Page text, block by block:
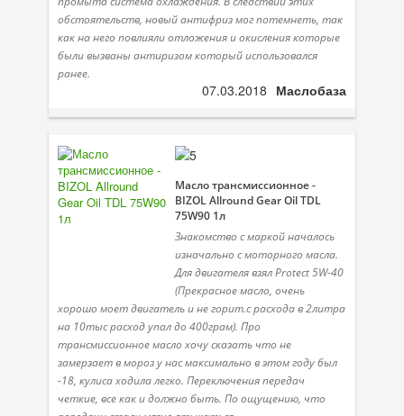
обстоятельств, новый антифриз мог потемнеть, так
как на него повлияли отложения и окисления которые
были вызваны антиризом который использовался
ранее.
07.03.2018 Маслобаза
Масло трансмиссионное -
BIZOL Allround Gear Oil TDL
75W90 1л
Знакомство с маркой началось
изначально с моторного масла.
Для двигателя взял Protect 5W-40
(Прекрасное масло, очень
хорошо моет двигатель и не горит.с расхода в 2литра
на 10тыс расход упал до 400грам). Про
трансмиссионное масло хочу сказать что не
замерзает в мороз у нас максимально в этом году был
-18, кулиса ходила легко. Переключения передач
четкие, все как и должно быть. По ощущению, что